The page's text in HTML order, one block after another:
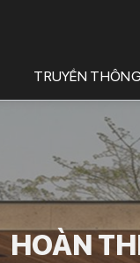
TRUYỀN THÔNG
HOÀN